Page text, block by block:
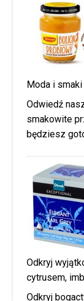
Moda i
Odwiedź
smakowite
będziesz
Odkryj
cytrusem,
Odkryj